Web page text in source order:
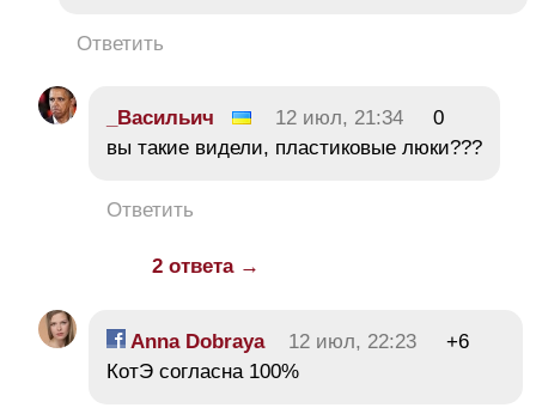
Ответить
_Васильич 12 июл, 21:34
0
вы такие видели, пластиковые люки???
Ответить
2 ответа →
Anna Dobraya 12 июл, 22:23
+6
КотЭ согласна 100%